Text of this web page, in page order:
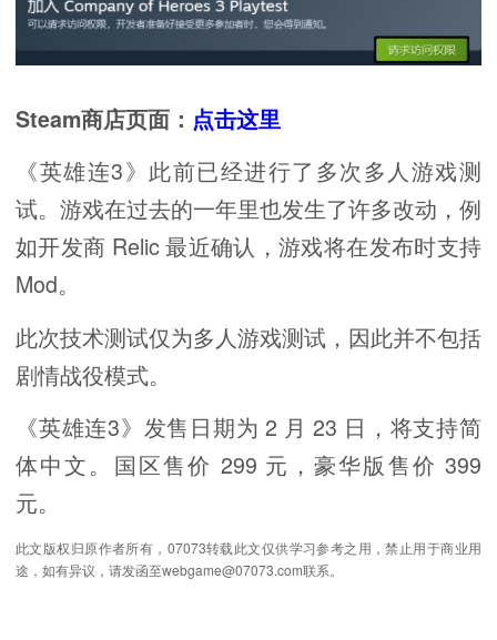
Steam商店页面： 点击这里
《英雄连3》此前已经进行了多次多人游戏测
试。游戏在过去的一年里也发生了许多改动，例
如开发商 Relic 最近确认，游戏将在发布时支持
Mod。
此次技术测试仅为多人游戏测试，因此并不包括
剧情战役模式。
《英雄连3》发售日期为 2 月 23 日，将支持简
体中文。国区售价 299 元，豪华版售价 399
元。
此文版权归原作者所有，07073转载此文仅供学习参考之用，禁止用于商业用
途，如有异议，请发函至webgame@07073.com联系。